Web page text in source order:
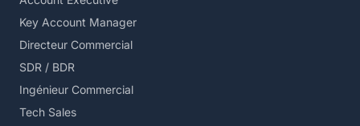
Key Account Manager
Directeur Commercial
SDR / BDR
Ingénieur Commercial
Tech Sales